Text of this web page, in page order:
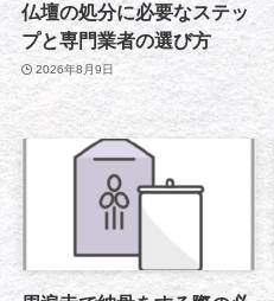
仏壇の処分に必要なステッ
プと専門業者の選び方
2026年8月9日